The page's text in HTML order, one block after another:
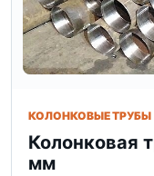
КОЛОНКОВЫЕ ТРУБЫ
Колонковая
мм